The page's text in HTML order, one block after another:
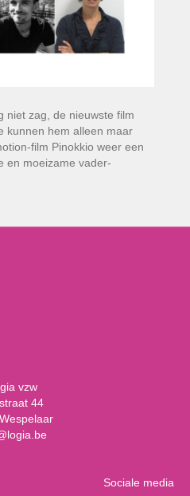
niet zag, de nieuwste film
kunnen hem alleen maar
film Pinokkio weer een
en moeizame vader-
vzw
44
Sociale media